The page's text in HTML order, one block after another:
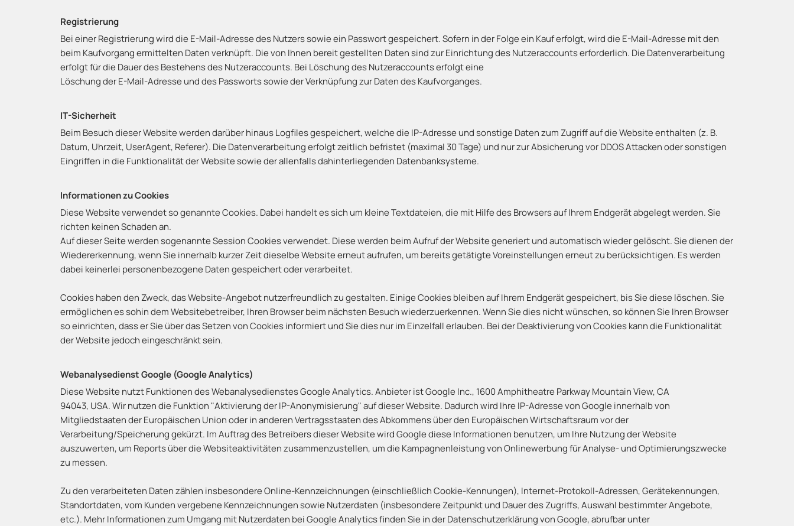
Registrierung
Bei einer Registrierung wird die E-Mail-Adresse des Nutzers sowie ein Passwort gespeichert. Sofern in der Folge ein Kauf erfolgt, wird die E-Mail-Adresse mit den
beim Kaufvorgang ermittelten Daten verknüpft. Die von Ihnen bereit gestellten Daten sind zur Einrichtung des Nutzeraccounts erforderlich. Die Datenverarbeitung
erfolgt für die Dauer des Bestehens des Nutzeraccounts. Bei Löschung des Nutzeraccounts erfolgt eine
Löschung der E-Mail-Adresse und des Passworts sowie der Verknüpfung zur Daten des Kaufvorganges.
IT-Sicherheit
Beim Besuch dieser Website werden darüber hinaus Logfiles gespeichert, welche die IP-Adresse und sonstige Daten zum Zugriff auf die Website enthalten (z. B.
Datum, Uhrzeit, UserAgent, Referer). Die Datenverarbeitung erfolgt zeitlich befristet (maximal 30 Tage) und nur zur Absicherung vor DDOS Attacken oder sonstigen
Eingriffen in die Funktionalität der Website sowie der allenfalls dahinterliegenden Datenbanksysteme.
Informationen zu Cookies
Diese Website verwendet so genannte Cookies. Dabei handelt es sich um kleine Textdateien, die mit Hilfe des Browsers auf Ihrem Endgerät abgelegt werden. Sie
richten keinen Schaden an.
Auf dieser Seite werden sogenannte Session Cookies verwendet. Diese werden beim Aufruf der Website generiert und automatisch wieder gelöscht. Sie dienen der
Wiedererkennung, wenn Sie innerhalb kurzer Zeit dieselbe Website erneut aufrufen, um bereits getätigte Voreinstellungen erneut zu berücksichtigen. Es werden
dabei keinerlei personenbezogene Daten gespeichert oder verarbeitet.
Cookies haben den Zweck, das Website-Angebot nutzerfreundlich zu gestalten. Einige Cookies bleiben auf Ihrem Endgerät gespeichert, bis Sie diese löschen. Sie
ermöglichen es sohin dem Websitebetreiber, Ihren Browser beim nächsten Besuch wiederzuerkennen. Wenn Sie dies nicht wünschen, so können Sie Ihren Browser
so einrichten, dass er Sie über das Setzen von Cookies informiert und Sie dies nur im Einzelfall erlauben. Bei der Deaktivierung von Cookies kann die Funktionalität
der Website jedoch eingeschränkt sein.
Webanalysedienst Google (Google Analytics)
Diese Website nutzt Funktionen des Webanalysedienstes Google Analytics. Anbieter ist Google Inc., 1600 Amphitheatre Parkway Mountain View, CA
94043, USA. Wir nutzen die Funktion "Aktivierung der IP-Anonymisierung" auf dieser Website. Dadurch wird Ihre IP-Adresse von Google innerhalb von
Mitgliedstaaten der Europäischen Union oder in anderen Vertragsstaaten des Abkommens über den Europäischen Wirtschaftsraum vor der
Verarbeitung/Speicherung gekürzt. Im Auftrag des Betreibers dieser Website wird Google diese Informationen benutzen, um Ihre Nutzung der Website
auszuwerten, um Reports über die Websiteaktivitäten zusammenzustellen, um die Kampagnenleistung von Onlinewerbung für Analyse- und Optimierungszwecke
zu messen.
Zu den verarbeiteten Daten zählen insbesondere Online-Kennzeichnungen (einschließlich Cookie-Kennungen), Internet-Protokoll-Adressen, Gerätekennungen,
Standortdaten, vom Kunden vergebene Kennzeichnungen sowie Nutzerdaten (insbesondere Zeitpunkt und Dauer des Zugriffs, Auswahl bestimmter Angebote,
etc.). Mehr Informationen zum Umgang mit Nutzerdaten bei Google Analytics finden Sie in der Datenschutzerklärung von Google, abrufbar unter